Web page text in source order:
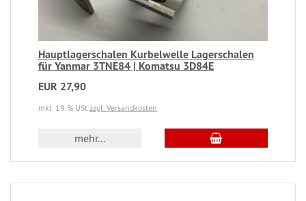
Hauptlagerschalen Kurbelwelle Lagerschalen
für Yanmar 3TNE84 | Komatsu 3D84E
EUR 27,90
inkl. 19 % USt zzgl. Versandkosten
mehr...